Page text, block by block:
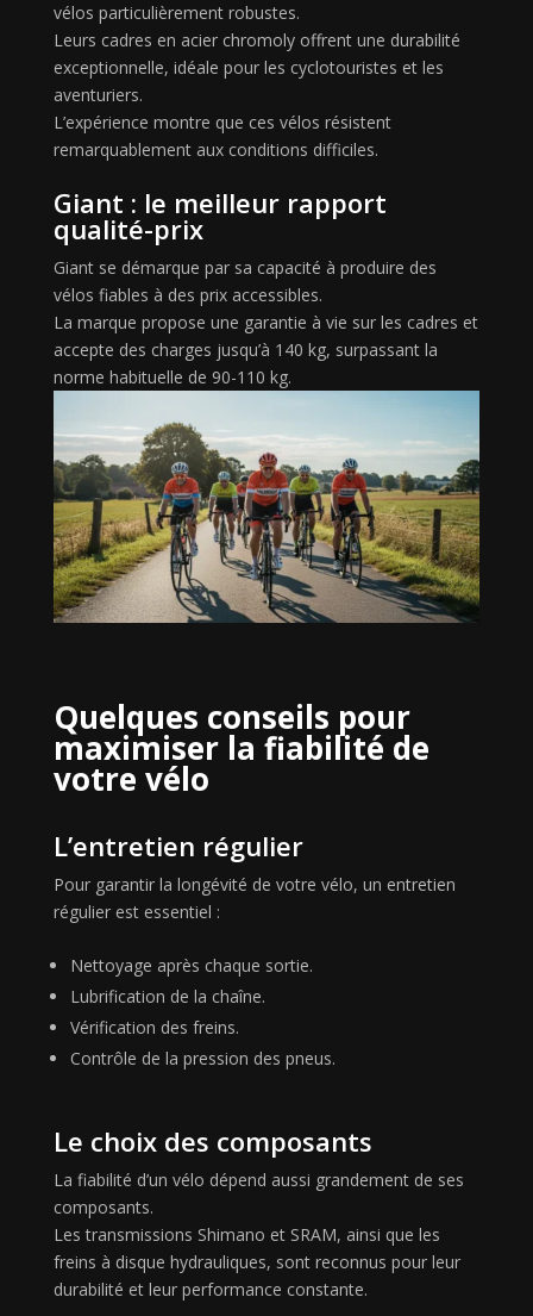
vélos particulièrement robustes.
Leurs cadres en acier chromoly offrent une durabilité
exceptionnelle, idéale pour les cyclotouristes et les
aventuriers.
L’expérience montre que ces vélos résistent
remarquablement aux conditions difficiles.
Giant : le meilleur rapport
qualité-prix
Giant se démarque par sa capacité à produire des
vélos fiables à des prix accessibles.
La marque propose une garantie à vie sur les cadres et
accepte des charges jusqu’à 140 kg, surpassant la
norme habituelle de 90-110 kg.
Quelques conseils pour
maximiser la fiabilité de
votre vélo
L’entretien régulier
Pour garantir la longévité de votre vélo, un entretien
régulier est essentiel :
Nettoyage après chaque sortie.
Lubrification de la chaîne.
Vérification des freins.
Contrôle de la pression des pneus.
Le choix des composants
La fiabilité d’un vélo dépend aussi grandement de ses
composants.
Les transmissions Shimano et SRAM, ainsi que les
freins à disque hydrauliques, sont reconnus pour leur
durabilité et leur performance constante.